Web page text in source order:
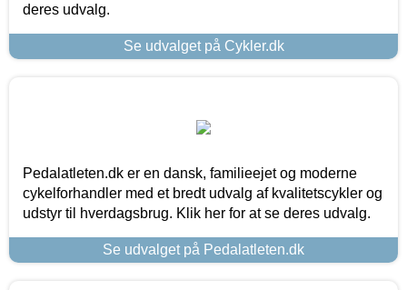
deres udvalg.
Se udvalget på Cykler.dk
Pedalatleten.dk er en dansk, familieejet og moderne
cykelforhandler med et bredt udvalg af kvalitetscykler og
udstyr til hverdagsbrug. Klik her for at se deres udvalg.
Se udvalget på Pedalatleten.dk